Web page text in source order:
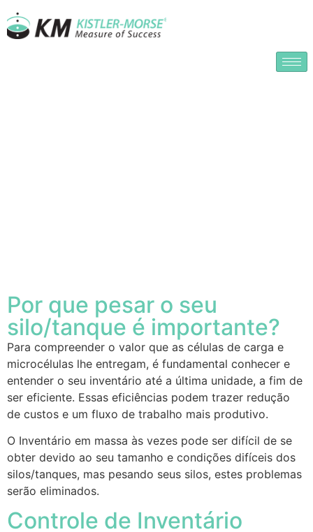
Por que pesar o seu
silo/tanque é importante?
Para compreender o valor que as células de carga e
microcélulas lhe entregam, é fundamental conhecer e
entender o seu inventário até a última unidade, a fim de
ser eficiente. Essas eficiências podem trazer redução
de custos e um fluxo de trabalho mais produtivo.
O Inventário em massa às vezes pode ser difícil de se
obter devido ao seu tamanho e condições difíceis dos
silos/tanques, mas pesando seus silos, estes problemas
serão eliminados.
Controle de Inventário